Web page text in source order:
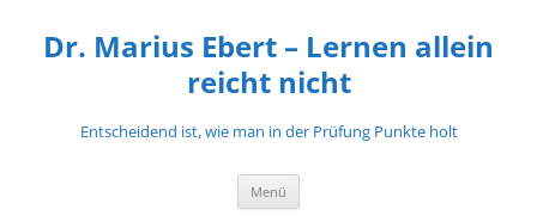
springen
Dr. Marius Ebert – Lernen allein
reicht nicht
Entscheidend ist, wie man in der Prüfung Punkte holt
Menü